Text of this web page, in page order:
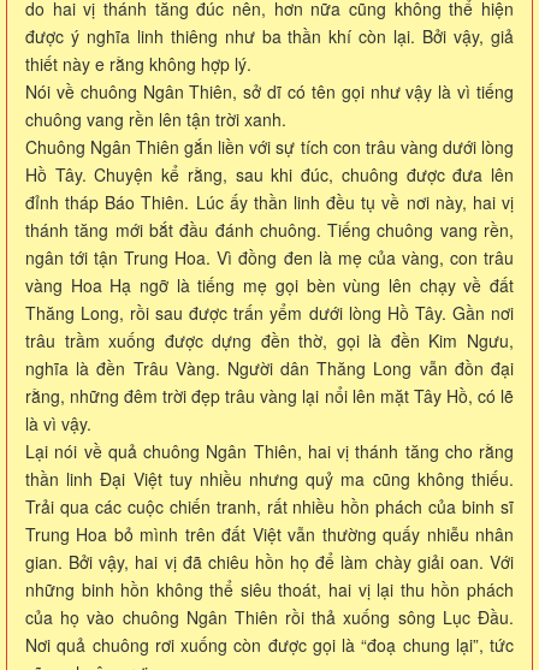
do hai vị thánh tăng đúc nên, hơn nữa cũng không thể hiện
được ý nghĩa linh thiêng như ba thần khí còn lại. Bởi vậy, giả
thiết này e rằng không hợp lý.
Nói về chuông Ngân Thiên, sở dĩ có tên gọi như vậy là vì tiếng
chuông vang rền lên tận trời xanh.
Chuông Ngân Thiên gắn liền với sự tích con trâu vàng dưới lòng
Hồ Tây. Chuyện kể rằng, sau khi đúc, chuông được đưa lên
đỉnh tháp Báo Thiên. Lúc ấy thần linh đều tụ về nơi này, hai vị
thánh tăng mới bắt đầu đánh chuông. Tiếng chuông vang rền,
ngân tới tận Trung Hoa. Vì đồng đen là mẹ của vàng, con trâu
vàng Hoa Hạ ngỡ là tiếng mẹ gọi bèn vùng lên chạy về đất
Thăng Long, rồi sau được trấn yểm dưới lòng Hồ Tây. Gần nơi
trâu trầm xuống được dựng đền thờ, gọi là đền Kim Ngưu,
nghĩa là đền Trâu Vàng. Người dân Thăng Long vẫn đồn đại
rằng, những đêm trời đẹp trâu vàng lại nổi lên mặt Tây Hồ, có lẽ
là vì vậy.
Lại nói về quả chuông Ngân Thiên, hai vị thánh tăng cho rằng
thần linh Đại Việt tuy nhiều nhưng quỷ ma cũng không thiếu.
Trải qua các cuộc chiến tranh, rất nhiều hồn phách của binh sĩ
Trung Hoa bỏ mình trên đất Việt vẫn thường quấy nhiễu nhân
gian. Bởi vậy, hai vị đã chiêu hồn họ để làm chày giải oan. Với
những binh hồn không thể siêu thoát, hai vị lại thu hồn phách
của họ vào chuông Ngân Thiên rồi thả xuống sông Lục Đầu.
Nơi quả chuông rơi xuống còn được gọi là “đoạ chung lại”, tức